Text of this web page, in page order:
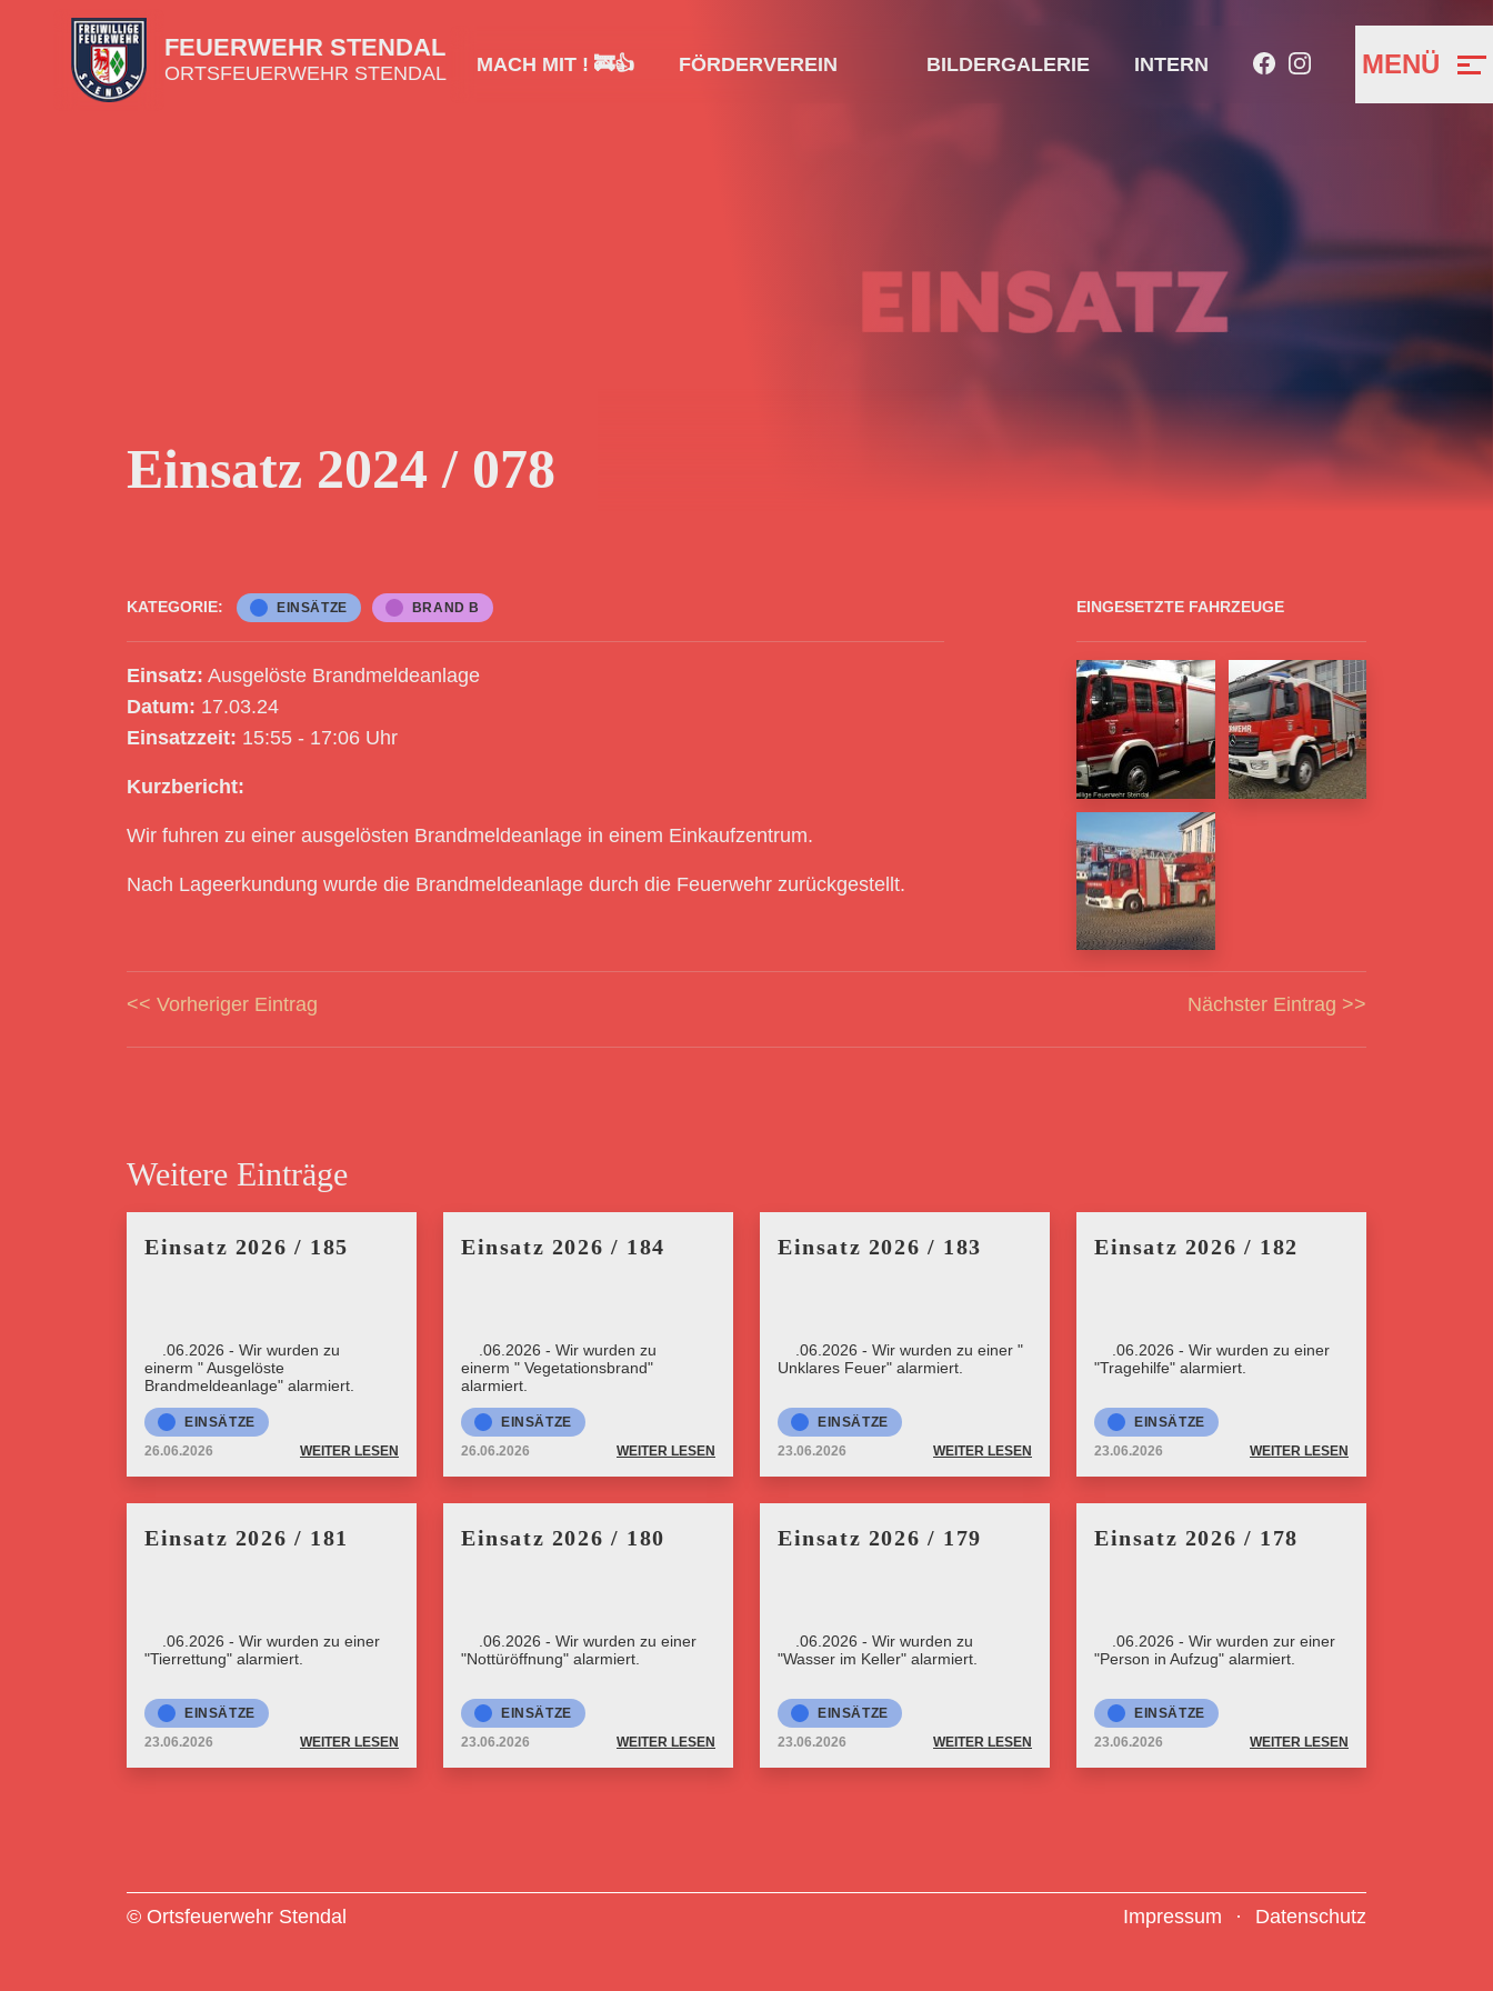
FEUERWEHR STENDAL
ORTSFEUERWEHR STENDAL MACH MIT ! 🚒👍 FÖRDERVEREIN BILDERGALERIE INTERN MENÜ
Einsatz 2024 / 078
KATEGORIE: EINSÄTZE BRAND B
Einsatz: Ausgelöste Brandmeldeanlage
Datum: 17.03.24
Einsatzzeit: 15:55 - 17:06 Uhr
Kurzbericht:
Wir fuhren zu einer ausgelösten Brandmeldeanlage in einem Einkaufzentrum.
Nach Lageerkundung wurde die Brandmeldeanlage durch die Feuerwehr zurückgestellt.
EINGESETZTE FAHRZEUGE
<< Vorheriger Eintrag Nächster Eintrag >>
Weitere Einträge
Einsatz 2026 / 185
26.06.2026 - Wir wurden zu
einerm " Ausgelöste
Brandmeldeanlage" alarmiert.
EINSÄTZE
26.06.2026
WEITER LESEN
Einsatz 2026 / 184
26.06.2026 - Wir wurden zu
einerm " Vegetationsbrand"
alarmiert.
EINSÄTZE
26.06.2026
WEITER LESEN
Einsatz 2026 / 183
23.06.2026 - Wir wurden zu einer "
Unklares Feuer" alarmiert.
EINSÄTZE
23.06.2026
WEITER LESEN
Einsatz 2026 / 182
23.06.2026 - Wir wurden zu einer
"Tragehilfe" alarmiert.
EINSÄTZE
23.06.2026
WEITER LESEN
Einsatz 2026 / 181
23.06.2026 - Wir wurden zu einer
"Tierrettung" alarmiert.
EINSÄTZE
23.06.2026
WEITER LESEN
Einsatz 2026 / 180
23.06.2026 - Wir wurden zu einer
"Nottüröffnung" alarmiert.
EINSÄTZE
23.06.2026
WEITER LESEN
Einsatz 2026 / 179
23.06.2026 - Wir wurden zu
"Wasser im Keller" alarmiert.
EINSÄTZE
23.06.2026
WEITER LESEN
Einsatz 2026 / 178
23.06.2026 - Wir wurden zur einer
"Person in Aufzug" alarmiert.
EINSÄTZE
23.06.2026
WEITER LESEN
© Ortsfeuerwehr Stendal Impressum Datenschutz